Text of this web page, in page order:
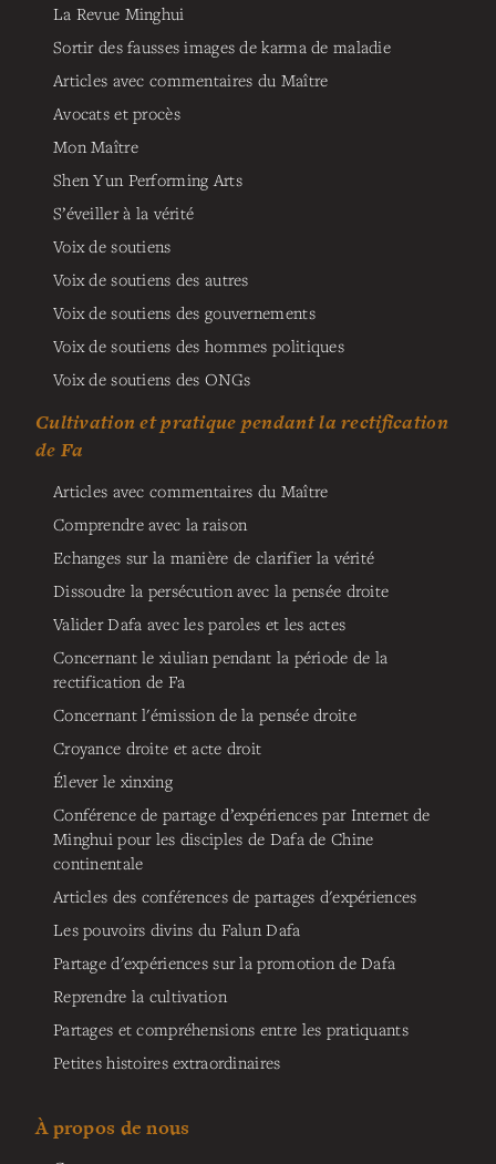
La Revue Minghui
Sortir des fausses images de karma de maladie
Articles avec commentaires du Maître
Avocats et procès
Mon Maître
Shen Yun Performing Arts
S’éveiller à la vérité
Voix de soutiens
Voix de soutiens des autres
Voix de soutiens des gouvernements
Voix de soutiens des hommes politiques
Voix de soutiens des ONGs
Cultivation et pratique pendant la rectification
de Fa
Articles avec commentaires du Maître
Comprendre avec la raison
Echanges sur la manière de clarifier la vérité
Dissoudre la persécution avec la pensée droite
Valider Dafa avec les paroles et les actes
Concernant le xiulian pendant la période de la
rectification de Fa
Concernant l'émission de la pensée droite
Croyance droite et acte droit
Élever le xinxing
Conférence de partage d’expériences par Internet de
Minghui pour les disciples de Dafa de Chine
continentale
Articles des conférences de partages d'expériences
Les pouvoirs divins du Falun Dafa
Partage d'expériences sur la promotion de Dafa
Reprendre la cultivation
Partages et compréhensions entre les pratiquants
Petites histoires extraordinaires
À propos de nous